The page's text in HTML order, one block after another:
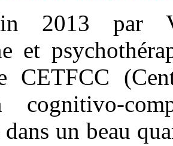
2013 par
et
CETFCC
cognitivo-
un beau